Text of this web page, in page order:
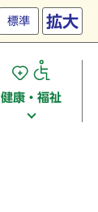
標準 拡大
健康・福祉